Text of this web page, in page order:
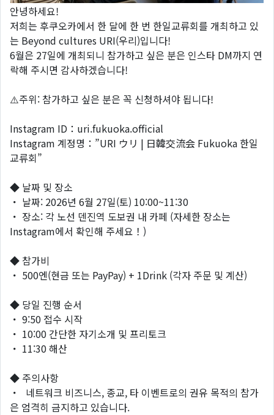
안녕하세요!
저희는 후쿠오카에서 한 달에 한 번 한일교류회를 개최하고 있
는 Beyond cultures URI(우리)입니다!
6월은 27일에 개최되니 참가하고 싶은 분은 인스타 DM까지 연
락해 주시면 감사하겠습니다!
⚠️주위: 참가하고 싶은 분은 꼭 신청하셔야 됩니다!
Instagram ID：uri.fukuoka.official
Instagram 계정명：”URI ウリ | 日韓交流会 Fukuoka 한일
교류회”
◆ 날짜 및 장소
・ 날짜: 2026년 6월 27일(토) 10:00~11:30
・ 장소: 각 노선 덴진역 도보권 내 카페 (자세한 장소는
Instagram에서 확인해 주세요！)
◆ 참가비
・ 500엔(현금 또는 PayPay) + 1Drink (각자 주문 및 계산)
◆ 당일 진행 순서
・ 9:50 접수 시작
・ 10:00 간단한 자기소개 및 프리토크
・ 11:30 해산
◆ 주의사항
・ 네트워크 비즈니스, 종교, 타 이벤트로의 권유 목적의 참가
은 엄격히 금지하고 있습니다.